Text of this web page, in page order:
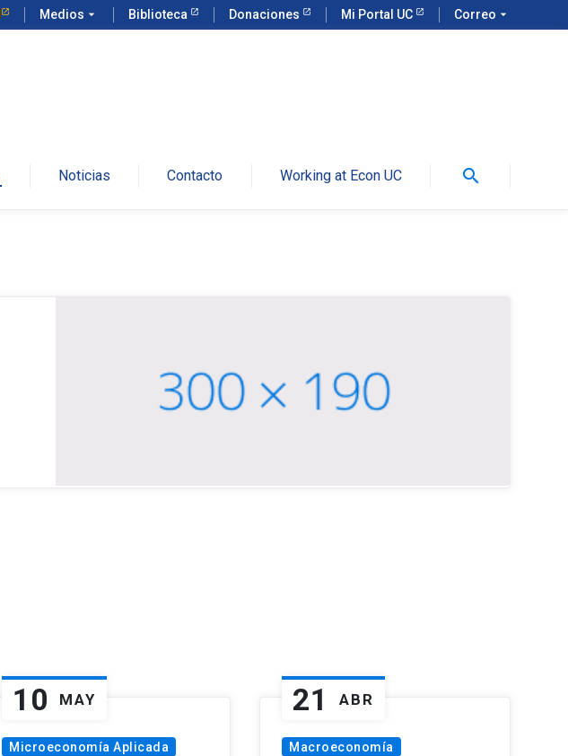
Medios arrow_drop_down Biblioteca Donaciones Mi Portal UC Correo arrow_drop_down
Noticias Contacto Working at Econ UC search
10 MAY
Microeconomía Aplicada
21 ABR
Macroeconomía